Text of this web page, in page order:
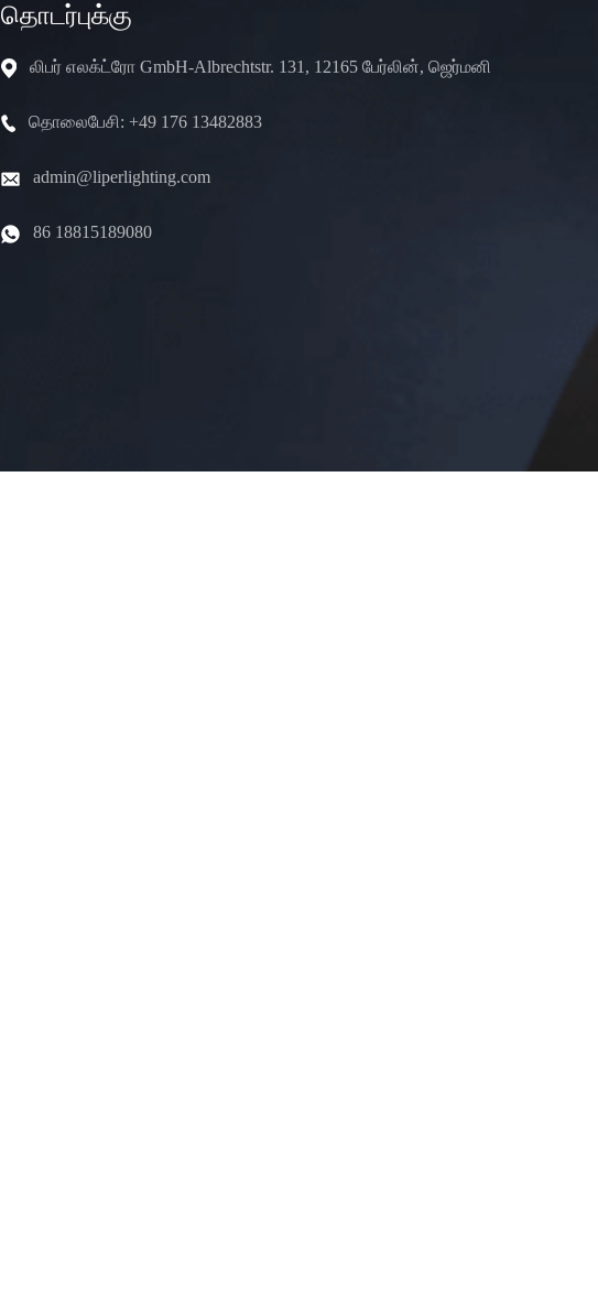
தொடர்புக்கு
லிபர் எலக்ட்ரோ GmbH-Albrechtstr. 131, 12165 பேர்லின், ஜெர்மனி
தொலைபேசி: +49 176 13482883
admin@liperlighting.com
86 18815189080